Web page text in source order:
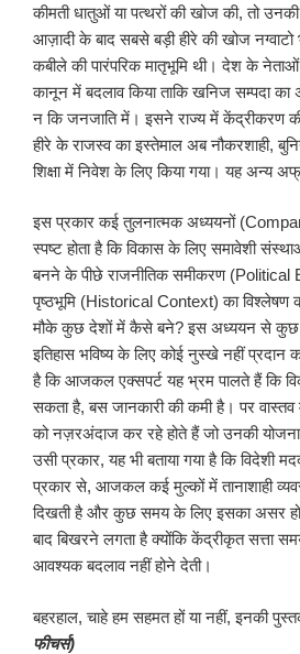
कीमती धातुओं या पत्थरों की खोज की, तो उनकी
आज़ादी के बाद सबसे बड़ी हीरे की खोज
कबीले की पारंपरिक मातृभूमि थी। देश के
कानून में बदलाव किया ताकि खनिज सम्पदा का
न कि जनजाति में। इसने राज्य में केंद्रीकरण की
हीरे के राजस्व का इस्तेमाल अब नौकरशाही,
शिक्षा में निवेश के लिए किया गया। यह अन्य
इस प्रकार कई तुलनात्मक अध्ययनों
स्पष्ट होता है कि विकास के लिए समावेशी
बनने के पीछे राजनीतिक समीकरण (Political
पृष्ठभूमि (Historical Context) का विश्लेषण
मौके कुछ देशों में कैसे बने? इस अध्ययन से कुछ
इतिहास भविष्य के लिए कोई नुस्खे नहीं प्रदान
है कि आजकल एक्सपर्ट यह भ्रम पालते हैं कि
सकता है, बस जानकारी की कमी है। पर
को नज़रअंदाज कर रहे होते हैं जो उनकी
उसी प्रकार, यह भी बताया गया है कि विदेशी
प्रकार से, आजकल कई मुल्कों में तानाशाही
दिखती है और कुछ समय के लिए इसका असर
बाद बिखरने लगता है क्योंकि केंद्रीकृत सत्ता
आवश्यक बदलाव नहीं होने देती।
बहरहाल, चाहे हम सहमत हों या नहीं, इनकी
फीचर्स)